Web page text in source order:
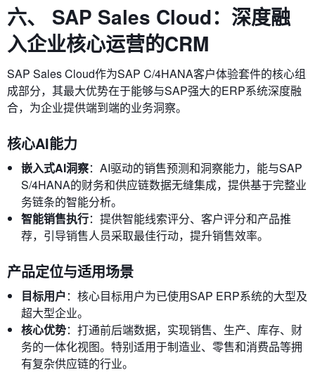
六、 SAP Sales Cloud：深度融
入企业核心运营的CRM
SAP Sales Cloud作为SAP C/4HANA客户体验套件的核心组
成部分，其最大优势在于能够与SAP强大的ERP系统深度融
合，为企业提供端到端的业务洞察。
核心AI能力
嵌入式AI洞察：AI驱动的销售预测和洞察能力，能与SAP
S/4HANA的财务和供应链数据无缝集成，提供基于完整业
务链条的智能分析。
智能销售执行：提供智能线索评分、客户评分和产品推
荐，引导销售人员采取最佳行动，提升销售效率。
产品定位与适用场景
目标用户：核心目标用户为已使用SAP ERP系统的大型及
超大型企业。
核心优势：打通前后端数据，实现销售、生产、库存、财
务的一体化视图。特别适用于制造业、零售和消费品等拥
有复杂供应链的行业。